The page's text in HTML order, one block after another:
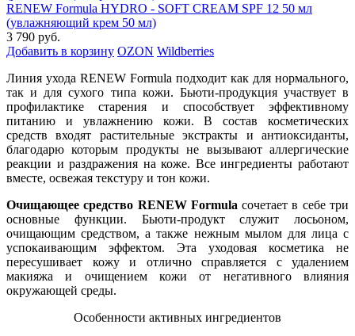
RENEW Formula HYDRO - SOFT CREAM SPF 12 50 мл
(увлажняющий крем 50 мл)
3 790 руб.
Добавить в корзину OZON Wildberries
Линия ухода RENEW Formula подходит как для нормального,
так и для сухого типа кожи. Бьюти-продукция участвует в
профилактике старения и способствует эффективному
питанию и увлажнению кожи. В состав косметических
средств входят растительные экстракты и антиоксиданты,
благодарю которым продукты не вызывают аллергические
реакции и раздражения на коже. Все ингредиенты работают
вместе, освежая текстуру и тон кожи.
Очищающее средство RENEW Formula сочетает в себе три
основные функции. Бьюти-продукт служит лосьоном,
очищающим средством, а также нежным мылом для лица с
успокаивающим эффектом. Эта уходовая косметика не
пересушивает кожу и отлично справляется с удалением
макияжа и очищением кожи от негативного влияния
окружающей среды.
Особенности активных ингредиентов